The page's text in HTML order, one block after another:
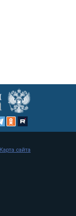
Карта сайта